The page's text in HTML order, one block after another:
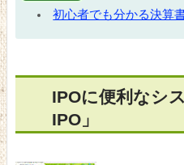
初心者でも分かる決算
IPOに便利なシ
IPO」